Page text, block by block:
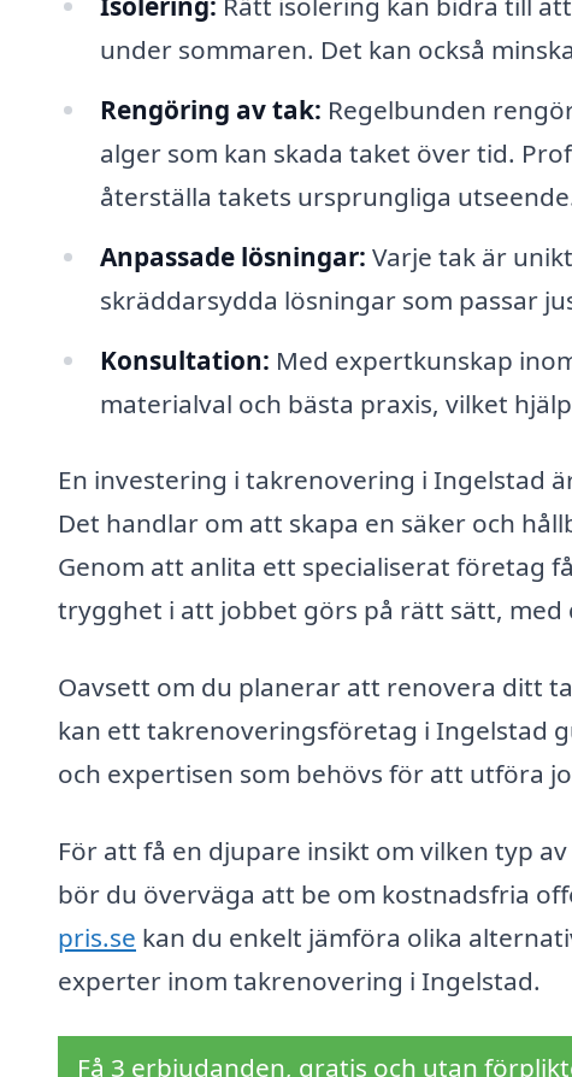
under sommaren. Det kan också
Rengöring av tak: Regelbunden
alger som kan skada taket över tid.
återställa takets ursprungliga
Anpassade lösningar: Varje tak är
skräddarsydda lösningar som passar
Konsultation: Med expertkunskap
materialval och bästa praxis, vilket
En investering i takrenovering i Ingelstad
Det handlar om att skapa en säker och
Genom att anlita ett specialiserat företag
trygghet i att jobbet görs på rätt sätt, med
Oavsett om du planerar att renovera ditt
kan ett takrenoveringsföretag i Ingelstad
och expertisen som behövs för att utföra
För att få en djupare insikt om vilken typ
bör du överväga att be om kostnadsfria
pris.se kan du enkelt jämföra olika
experter inom takrenovering i Ingelstad.
Få 3 erbjudanden, gratis och utan